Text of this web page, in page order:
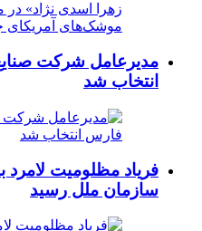
مدیرعامل شرکت
انتخاب شد
فریاد مظلومیت
سازمان ملل رسید